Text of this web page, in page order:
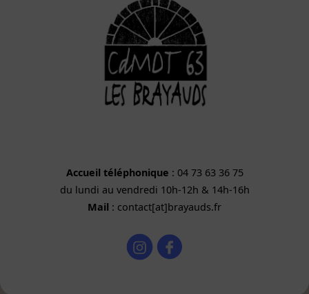
Accueil téléphonique : 04 73 63 36 75
du lundi au vendredi 10h-12h & 14h-16h
Mail : contact[at]brayauds.fr